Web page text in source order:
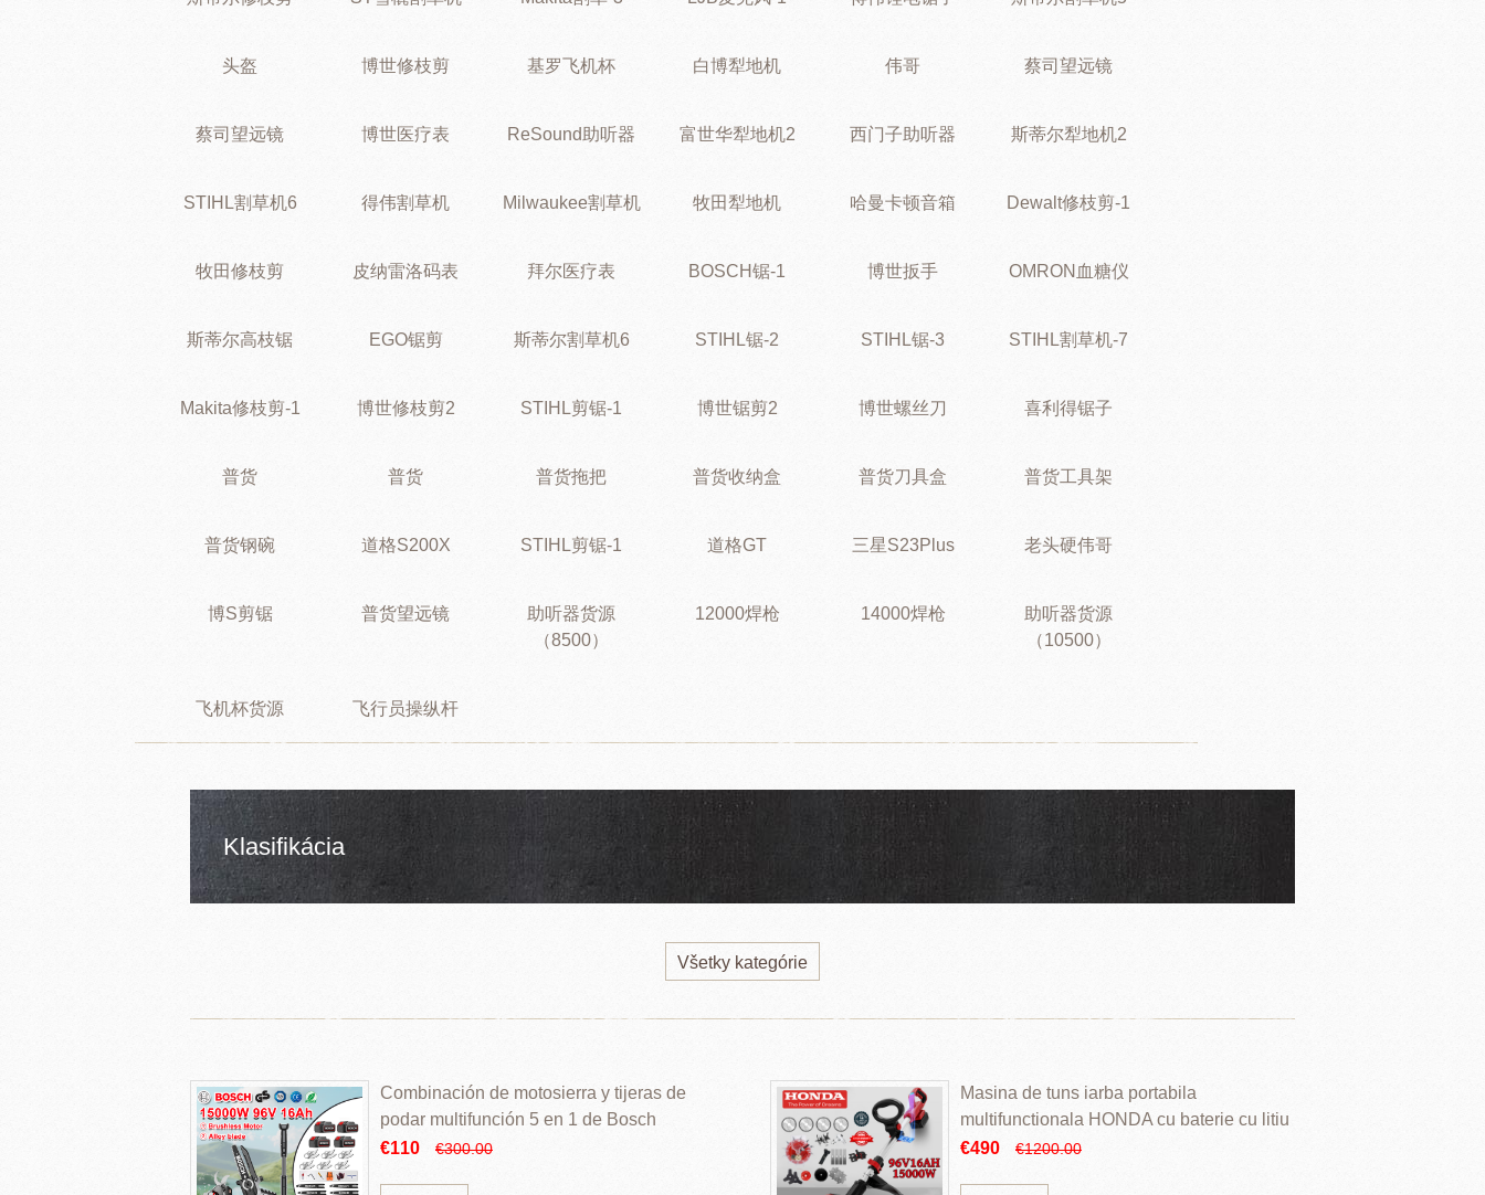
头盔 博世修枝剪 基罗飞机杯 白博犁地机 伟哥 蔡司望远镜
蔡司望远镜 博世医疗表 ReSound助听器 富世华犁地机2 西门子助听器 斯蒂尔犁地机2
STIHL割草机6 得伟割草机 Milwaukee割草机 牧田犁地机 哈曼卡顿音箱 Dewalt修枝剪-1
牧田修枝剪 皮纳雷洛码表 拜尔医疗表 BOSCH锯-1 博世扳手 OMRON血糖仪
斯蒂尔高枝锯 EGO锯剪 斯蒂尔割草机6 STIHL锯-2 STIHL锯-3 STIHL割草机-7
Makita修枝剪-1 博世修枝剪2 STIHL剪锯-1 博世锯剪2 博世螺丝刀 喜利得锯子
普货 普货 普货拖把 普货收纳盒 普货刀具盒 普货工具架
普货钢碗 道格S200X STIHL剪锯-1 道格GT 三星S23Plus 老头硬伟哥
博S剪锯 普货望远镜
助听器货源
（8500）
12000焊枪 14000焊枪
助听器货源
（10500）
飞机杯货源 飞行员操纵杆
Klasifikácia
Všetky kategórie
Combinación de motosierra y tijeras de
podar multifunción 5 en 1 de Bosch
€110
€300.00
Masina de tuns iarba portabila
multifunctionala HONDA cu baterie cu litiu
€490
€1200.00